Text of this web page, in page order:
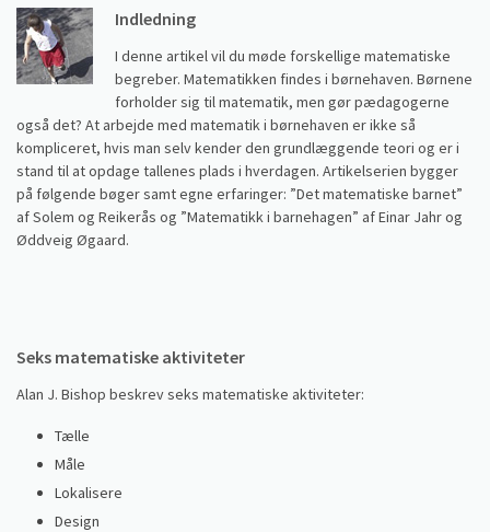
Indledning
I denne artikel vil du møde forskellige matematiske
begreber. Matematikken findes i børnehaven. Børnene
forholder sig til matematik, men gør pædagogerne
også det? At arbejde med matematik i børnehaven er ikke så
kompliceret, hvis man selv kender den grundlæggende teori og er i
stand til at opdage tallenes plads i hverdagen. Artikelserien bygger
på følgende bøger samt egne erfaringer: ”Det matematiske barnet”
af Solem og Reikerås og ”Matematikk i barnehagen” af Einar Jahr og
Øddveig Øgaard.
Seks matematiske aktiviteter
Alan J. Bishop beskrev seks matematiske aktiviteter:
Tælle
Måle
Lokalisere
Design